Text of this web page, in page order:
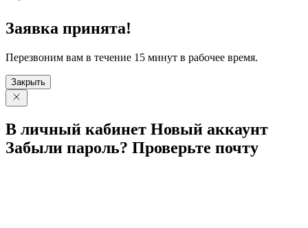
Заявка принята!
Перезвоним вам в течение 15 минут в рабочее время.
Закрыть
В личный кабинет Новый аккаунт
Забыли пароль? Проверьте почту